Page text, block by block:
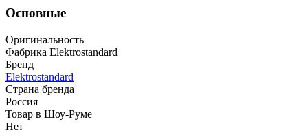
Основные
Оригинальность
Фабрика Elektrostandard
Бренд
Elektrostandard
Страна бренда
Россия
Товар в Шоу-Руме
Нет